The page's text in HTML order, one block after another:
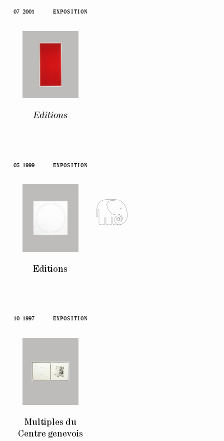
07 2001 EXPOSITION
Editions
05 1999 EXPOSITION
Editions
10 1997 EXPOSITION
Multiples du
Centre genevois